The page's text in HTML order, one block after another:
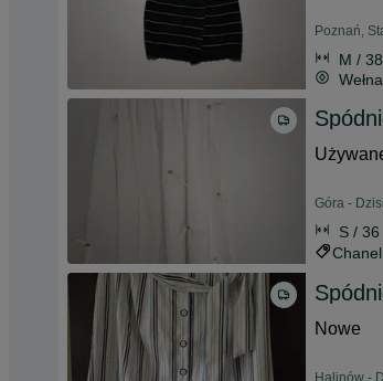
Poznań,
M / 38
Wełna
Góra -
S / 36
Chanel
Nowe
Halinów -